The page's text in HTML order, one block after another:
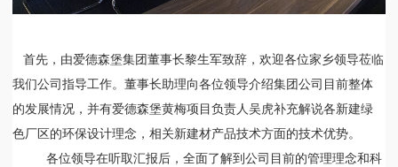
首先，由爱德森堡集团董事长黎生军致辞，欢迎各位家乡领导莅临
我们公司指导工作。董事长助理向各位领导介绍集团公司目前整体
的发展情况，并有爱德森堡黄梅项目负责人吴虎补充解说各新建绿
色厂区的环保设计理念，相关新建材产品技术方面的技术优势。
各位领导在听取汇报后，全面了解到公司目前的管理理念和科